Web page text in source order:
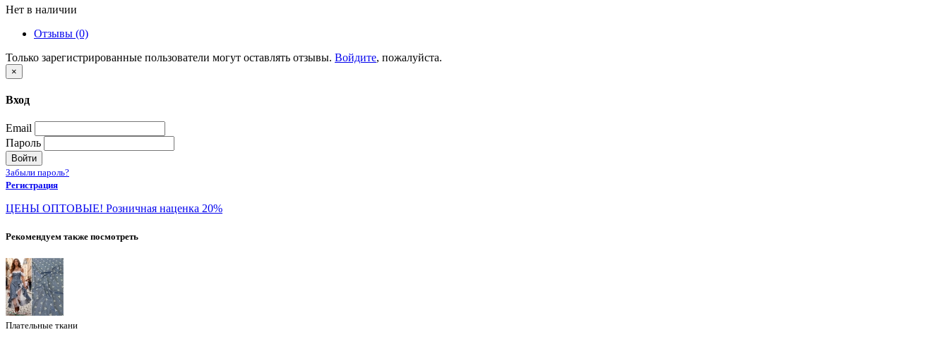
Нет в наличии
Отзывы (0)
Только зарегистрированные пользователи могут оставлять отзывы. Войдите, пожалуйста.
×
Вход
Email
Пароль
Войти
Забыли пароль?
Регистрация
ЦЕНЫ ОПТОВЫЕ! Розничная наценка 20%
Рекомендуем также посмотреть
Плательные ткани